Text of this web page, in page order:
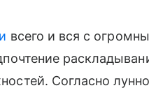
всего и вся с
Согласно